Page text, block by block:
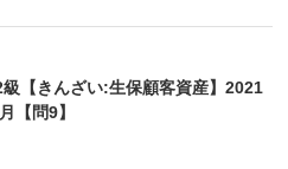
続税の課税価格に算入され
級【きんざい:生保顧客資産】2021
【問9】